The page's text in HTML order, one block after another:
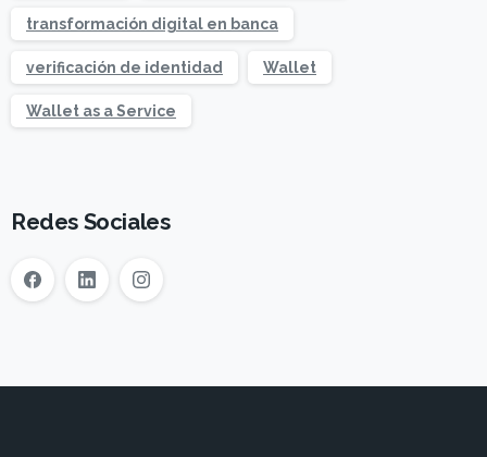
transformación digital en banca
verificación de identidad Wallet
Wallet as a Service
Redes Sociales